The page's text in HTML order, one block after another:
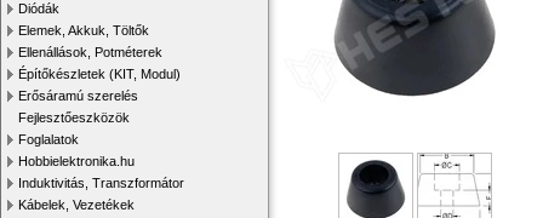
Diódák
Elemek, Akkuk, Töltők
Ellenállások, Potméterek
Építőkészletek (KIT, Modul)
Erősáramú szerelés
Fejlesztőeszközök
Foglalatok
Hobbielektronika.hu
Induktivitás, Transzformátor
Kábelek, Vezetékek